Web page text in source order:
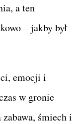
a ten
– jakby był
emocji i
w gronie
śmiech i